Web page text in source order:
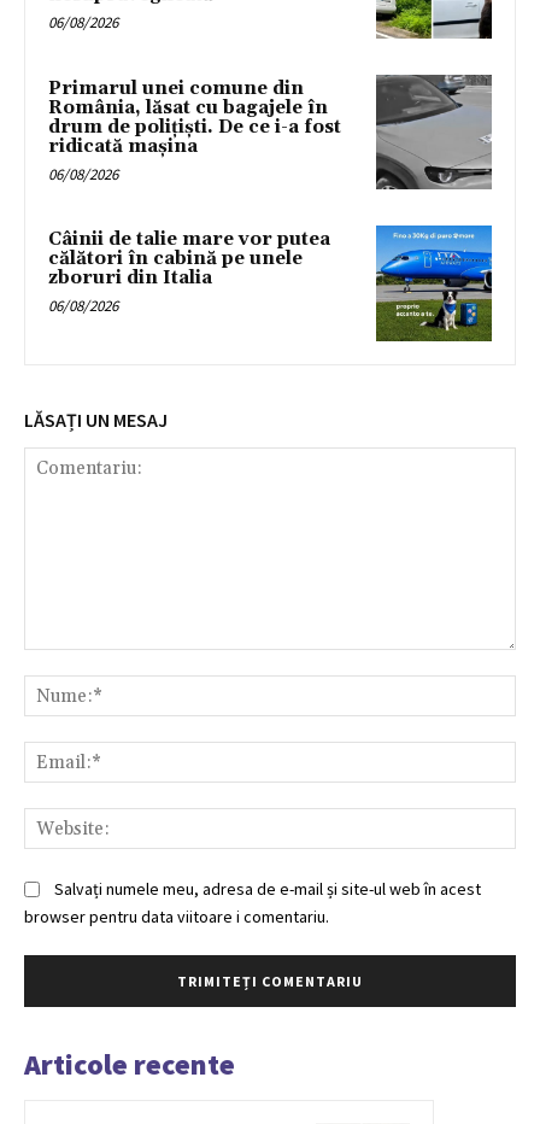
06/08/2026
Primarul unei comune din
România, lăsat cu bagajele în
drum de poliţişti. De ce i-a fost
ridicată maşina
06/08/2026
Câinii de talie mare vor putea
călători în cabină pe unele
zboruri din Italia
06/08/2026
LĂSAȚI UN MESAJ
Salvați numele meu, adresa de e-mail și site-ul web în acest
browser pentru data viitoare i comentariu.
Articole recente